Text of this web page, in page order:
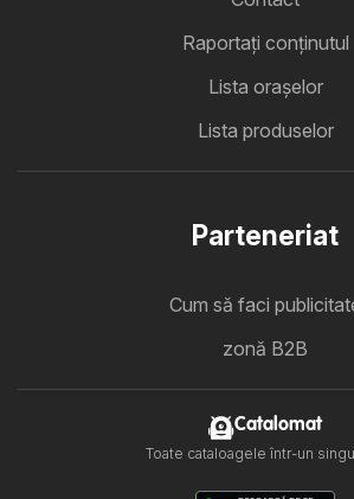
Raportați conținutul
Lista oraşelor
Lista produselor
Parteneriat
Cum să faci
zonă B2B
Catalomat
Toate cataloagele într-un